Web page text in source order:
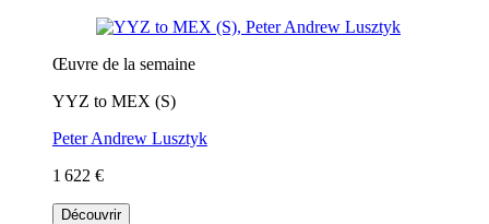
Œuvre de la semaine
YYZ to MEX (S)
Peter Andrew Lusztyk
1 622 €
Découvrir